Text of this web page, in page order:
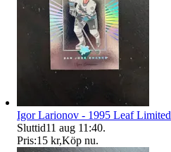
Igor Larionov - 1995 Leaf Limited
Sluttid11 aug 11:40.
Pris:15 kr,Köp nu.